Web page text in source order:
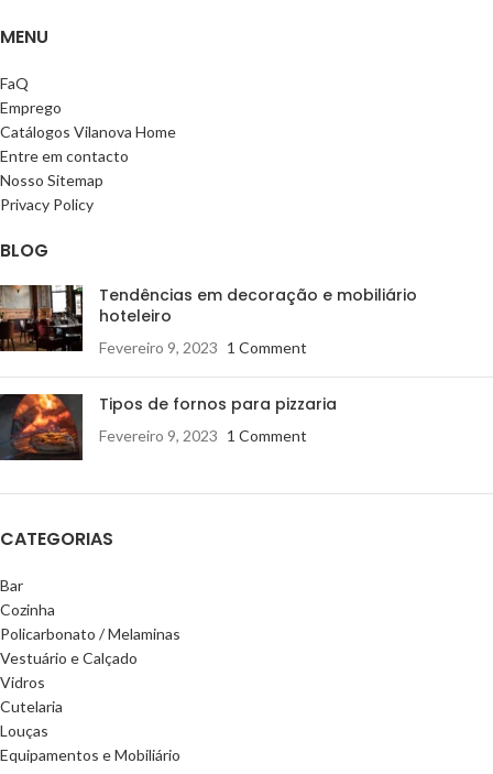
MENU
FaQ
Emprego
Catálogos Vilanova Home
Entre em contacto
Nosso Sitemap
Privacy Policy
BLOG
Tendências em decoração e mobiliário
hoteleiro
Fevereiro 9, 2023 1 Comment
Tipos de fornos para pizzaria
Fevereiro 9, 2023 1 Comment
CATEGORIAS
Bar
Cozinha
Policarbonato / Melaminas
Vestuário e Calçado
Vidros
Cutelaria
Louças
Equipamentos e Mobiliário